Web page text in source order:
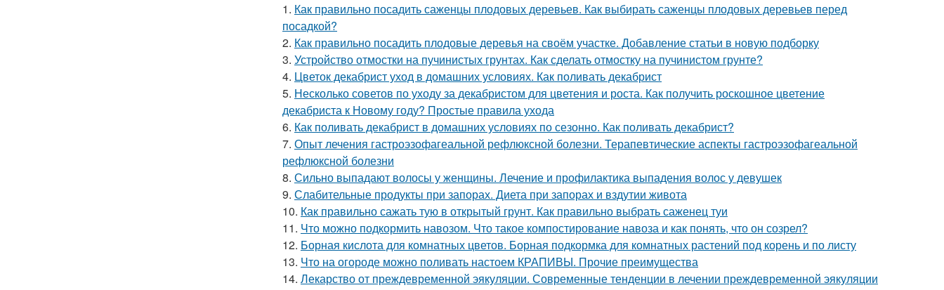
1. Как правильно посадить саженцы плодовых деревьев. Как выбирать саженцы плодовых деревьев перед
посадкой?
2. Как правильно посадить плодовые деревья на своём участке. Добавление статьи в новую подборку
3. Устройство отмостки на пучинистых грунтах. Как сделать отмостку на пучинистом грунте?
4. Цветок декабрист уход в домашних условиях. Как поливать декабрист
5. Несколько советов по уходу за декабристом для цветения и роста. Как получить роскошное цветение
декабриста к Новому году? Простые правила ухода
6. Как поливать декабрист в домашних условиях по сезонно. Как поливать декабрист?
7. Опыт лечения гастроэзофагеальной рефлюксной болезни. Терапевтические аспекты гастроэзофагеальной
рефлюксной болезни
8. Сильно выпадают волосы у женщины. Лечение и профилактика выпадения волос у девушек
9. Слабительные продукты при запорах. Диета при запорах и вздутии живота
10. Как правильно сажать тую в открытый грунт. Как правильно выбрать саженец туи
11. Что можно подкормить навозом. Что такое компостирование навоза и как понять, что он созрел?
12. Борная кислота для комнатных цветов. Борная подкормка для комнатных растений под корень и по листу
13. Что на огороде можно поливать настоем КРАПИВЫ. Прочие преимущества
14. Лекарство от преждевременной эякуляции. Современные тенденции в лечении преждевременной эякуляции